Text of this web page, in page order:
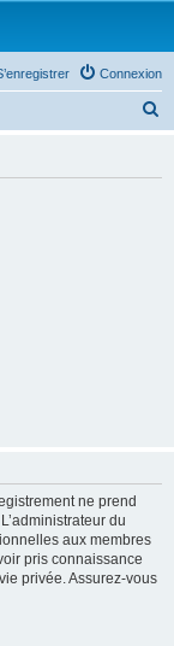
Connexion
ne prend
du
aux membres
pris connaissance
privée. Assurez-vous